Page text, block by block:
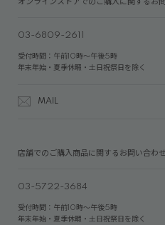
オンラインストアでのご購入に関するお
03-6809-2611
受付時間：午前10時～午後5時
年末年始・夏季休暇・土日祝祭日を除く
MAIL
店舗でのご購入商品に関するお問い合わせ
03-5722-3684
受付時間：午前10時～午後5時
年末年始・夏季休暇・土日祝祭日を除く